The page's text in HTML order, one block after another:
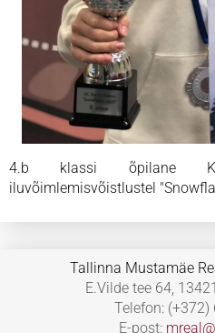
4.b klassi õpilane
iluvõimlemisvõistlustel
Tallinna Mustamäe
E.Vilde tee 64,
Telefon: (+372)
E-post: